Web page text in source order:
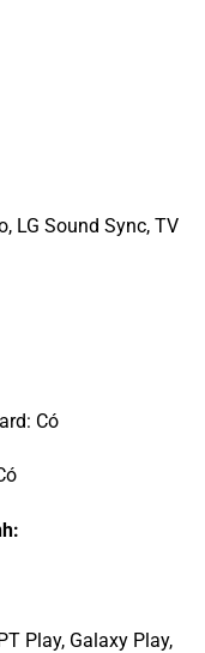
LG Sound Sync, TV
Có
Play, Galaxy Play,